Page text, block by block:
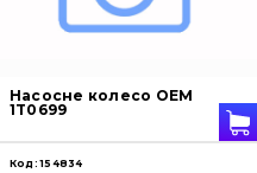
Насосне колесо OEM
1T0699
Код: 154834